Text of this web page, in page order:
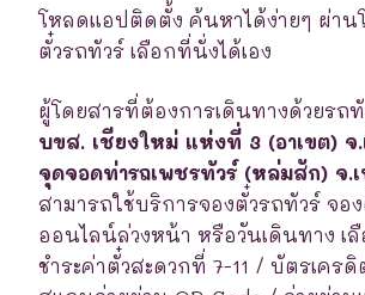
โหลดแอปติดตั้ง ค้นหาได้ง่ายๆ ผ่า
ตั๋วรถทัวร์ เลือกที่นั่งได้เอง
ผู้โดยสารที่ต้องการเดินทางด้วยรถ
บขส. เชียงใหม่ แห่งที่ 3 (อาเขต) จ
จุดจอดท่ารถเพชรทัวร์ (หล่มสัก) จ.
สามารถใช้บริการจองตั๋วรถทัวร์ จอ
ออนไลน์ล่วงหน้า หรือวันเดินทาง เ
ชำระค่าตั๋วสะดวกที่ 7-11 / บัตรเคร